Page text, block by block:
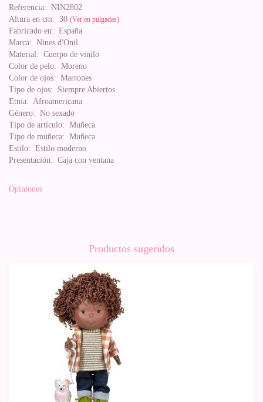
Referencia: NIN2802
Altura en cm: 30 (Ver en pulgadas)
Fabricado en: España
Marca: Nines d'Onil
Material: Cuerpo de vinilo
Color de pelo: Moreno
Color de ojos: Marrones
Tipo de ojos: Siempre Abiertos
Etnia: Afroamericana
Género: No sexado
Tipo de artículo: Muñeca
Tipo de muñeca: Muñeca
Estilo: Estilo moderno
Presentación: Caja con ventana
Opiniones
Productos sugeridos